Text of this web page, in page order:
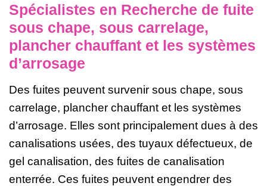
Spécialistes en Recherche de fuite
sous chape, sous carrelage,
plancher chauffant et les systèmes
d’arrosage
Des fuites peuvent survenir sous chape, sous
carrelage, plancher chauffant et les systèmes
d’arrosage. Elles sont principalement dues à des
canalisations usées, des tuyaux défectueux, de
gel canalisation, des fuites de canalisation
enterrée. Ces fuites peuvent engendrer des